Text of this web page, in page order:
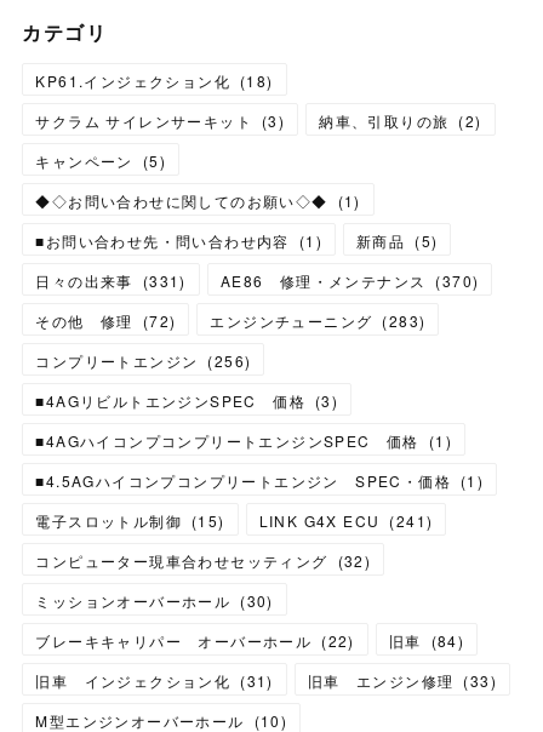
カテゴリ
KP61.インジェクション化 (18)
サクラム サイレンサーキット
(3) 納車、引取りの旅 (2)
キャンペーン
(5)
◆◇お問い合わせに関してのお願い◇◆
(1)
■お問い合わせ先・問い合わせ内容
(1 ) 新商品 (5)
日々の出来事
(331) AE86 修理・メンテナンス (370)
その他 修理
(72) エンジンチューニング (283)
コンプリートエンジン
(256)
■4AGリビルトエンジンSPEC 価格 (3)
■4AGハイコンプコンプリートエンジンSPEC 価格
(1 )
■4.5AGハイコンプコンプリートエンジン SPEC・価格 (1 )
電子スロットル制御 (15) LINK G4X ECU (241)
コンピューター現車合わせセッティング
(32)
ミッションオーバーホール (30)
ブレーキキャリパー オーバーホール (22) 旧車 (84)
旧車 インジェクション化 (31) 旧車 エンジン修理 (33)
M型エンジンオーバーホール
(10)